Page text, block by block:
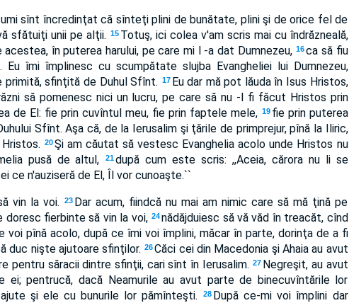
sînt încredinţat că sînteţi plini de bunătate, plini şi de orice fel de
sfătuiţi unii pe alţii. 15 Totuş, ici colea v'am scris mai cu îndrăzneală,
în puterea harului, pe care mi l -a dat Dumnezeu, 16ca să fiu
îmi împlinesc cu scumpătate slujba Evangheliei lui Dumnezeu,
sfinţită de Duhul Sfînt. 17 Eu dar mă pot lăuda în Isus Hristos,
să pomenesc nici un lucru, pe care să nu -l fi făcut Hristos prin
de El: fie prin cuvîntul meu, fie prin faptele mele, 19 fie prin puterea
Sfînt. Aşa că, de la Ierusalim şi ţările de primprejur, pînă la Iliric,
20Şi am căutat să vestesc Evanghelia acolo unde Hristos nu
pusă de altul,
21după cum este scris: ,,Aceia, cărora nu li se
ce n'auziseră de El, Îl vor cunoaşte.``
vin la voi. 23 Dar acum, fiindcă nu mai am nimic care să mă ţină pe
doresc fierbinte să vin la voi, 24nădăjduiesc să vă văd în treacăt, cînd
voi pînă acolo, după ce îmi voi împlini, măcar în parte, dorinţa de a fi
duc nişte ajutoare sfinţilor. 26 Căci cei din Macedonia şi Ahaia au avut
pentru săracii dintre sfinţii, cari sînt în Ierusalim. 27 Negreşit, au avut
pentrucă, dacă Neamurile au avut parte de binecuvîntările lor
şi ele cu bunurile lor pămînteşti.
28 După ce-mi voi împlini dar